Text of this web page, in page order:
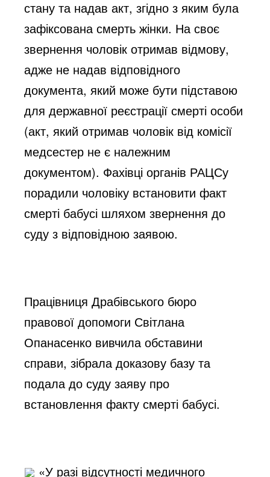
стану та надав акт, згідно з яким була
зафіксована смерть жінки. На своє
звернення чоловік отримав відмову,
адже не надав відповідного
документа, який може бути підставою
для державної реєстрації смерті особи
(акт, який отримав чоловік від комісії
медсестер не є належним
документом). Фахівці органів РАЦСу
порадили чоловіку встановити факт
смерті бабусі шляхом звернення до
суду з відповідною заявою.
Працівниця Драбівського бюро
правової допомоги Світлана
Опанасенко вивчила обставини
справи, зібрала доказову базу та
подала до суду заяву про
встановлення факту смерті бабусі.
«У разі відсутності медичного